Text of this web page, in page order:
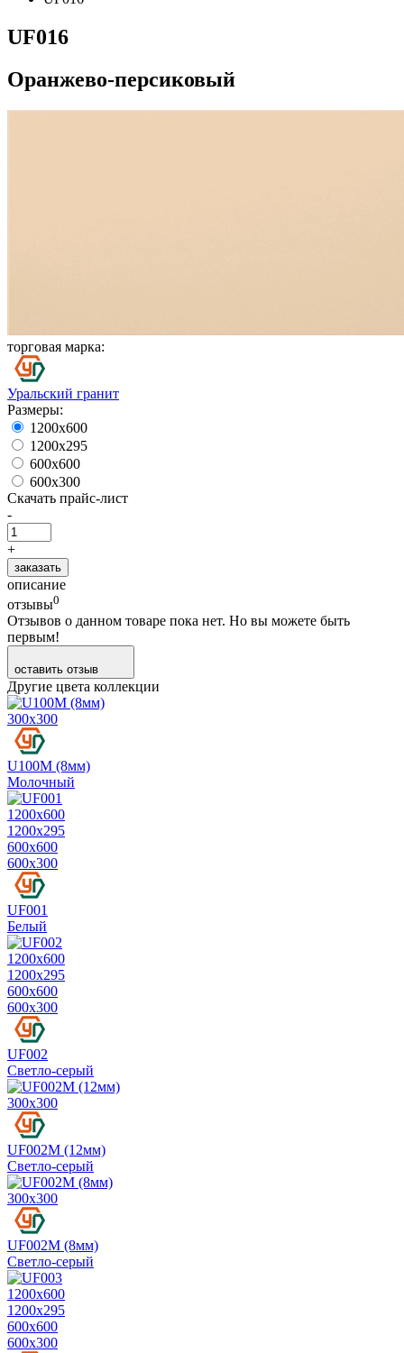
UF016
Оранжево-персиковый
торговая марка:
Уральский гранит
Размеры:
1200х600
1200х295
600х600
600х300
Скачать прайс-лист
-
+
заказать
описание
отзывы0
Отзывов о данном товаре пока нет. Но вы можете быть
первым!
оставить отзыв
Другие цвета коллекции
300х300
U100M (8мм)
Молочный
1200х600
1200х295
600х600
600х300
UF001
Белый
1200х600
1200х295
600х600
600х300
UF002
Светло-серый
300х300
UF002M (12мм)
Светло-серый
300х300
UF002M (8мм)
Светло-серый
1200х600
1200х295
600х600
600х300